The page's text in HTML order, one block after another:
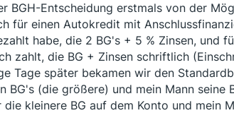
BGH-Entscheidung erstmals von der
für einen Autokredit mit
habe, die 2 BG's + 5 % Zinsen, und
zahlt, die BG + Zinsen schriftlich
Tage später bekamen wir den
BG's (die größere) und mein Mann seine
kleinere BG auf dem Konto und mein